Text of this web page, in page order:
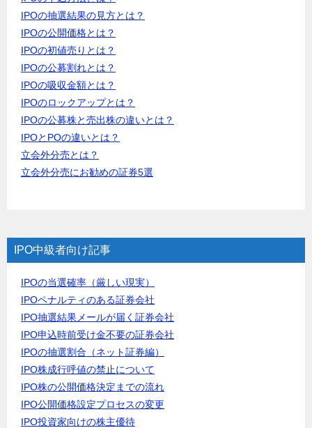
IPOの抽選結果の見方とは？
IPOの公開価格とは？
IPOの初値売りとは？
IPOの公募割れとは？
IPOの吸収金額とは？
IPOのロックアップとは？
IPOの公募株と売出株の違いとは？
IPOとPOの違いとは？
立会外分売とは？
立会外分売にお勧めの証券5選
IPO中級者向け記事
IPOの当選確率（厳しい現実）
IPOペナルティのある証券会社
IPO抽選結果メールが届く証券会社
IPO申込時前受け金不要の証券会社
IPOの抽選割合（ネット証券編）
IPO株成行呼値の禁止について
IPO株の公開価格決定までの流れ
IPO公開価格設定プロセスの変更
IPO投資家向けの株主優待